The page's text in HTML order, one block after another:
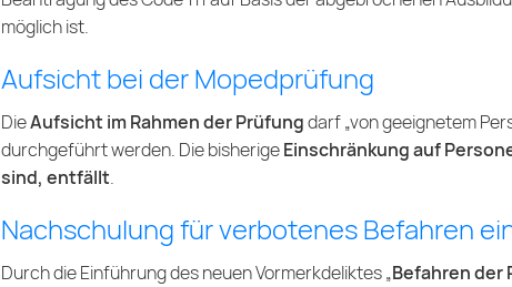
möglich ist.
Aufsicht bei der Mopedprüfung
DieAufsicht im Rahmen der Prüfungdarf „von geeignetem
durchgeführt werden. Die bisherigeEinschränkung auf
sind, entfällt.
Nachschulung für verbotenes Befahren
Durch die Einführung des neuen Vormerkdeliktes „Befahren der